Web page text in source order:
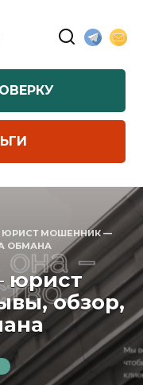
ЮРИСТ МОШЕННИК —
ОБМАНА
юрист
обзор,